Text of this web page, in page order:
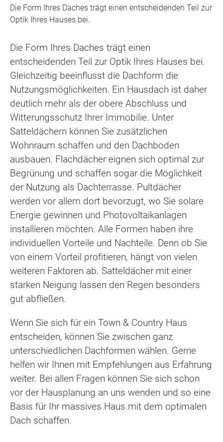
Die Form Ihres Daches trägt einen entscheidenden Teil zur
Optik Ihres Hauses bei.
Die Form Ihres Daches trägt einen
entscheidenden Teil zur Optik Ihres Hauses bei.
Gleichzeitig beeinflusst die Dachform die
Nutzungsmöglichkeiten. Ein Hausdach ist daher
deutlich mehr als der obere Abschluss und
Witterungsschutz Ihrer Immobilie. Unter
Satteldächern können Sie zusätzlichen
Wohnraum schaffen und den Dachboden
ausbauen. Flachdächer eignen sich optimal zur
Begrünung und schaffen sogar die Möglichkeit
der Nutzung als Dachterrasse. Pultdächer
werden vor allem dort bevorzugt, wo Sie solare
Energie gewinnen und Photovoltaikanlagen
installieren möchten. Alle Formen haben ihre
individuellen Vorteile und Nachteile. Denn ob Sie
von einem Vorteil profitieren, hängt von vielen
weiteren Faktoren ab. Satteldächer mit einer
starken Neigung lassen den Regen besonders
gut abfließen.
Wenn Sie sich für ein Town & Country Haus
entscheiden, können Sie zwischen ganz
unterschiedlichen Dachformen wählen. Gerne
helfen wir Ihnen mit Empfehlungen aus Erfahrung
weiter. Bei allen Fragen können Sie sich schon
vor der Hausplanung an uns wenden und so eine
Basis für Ihr massives Haus mit dem optimalen
Dach schaffen.